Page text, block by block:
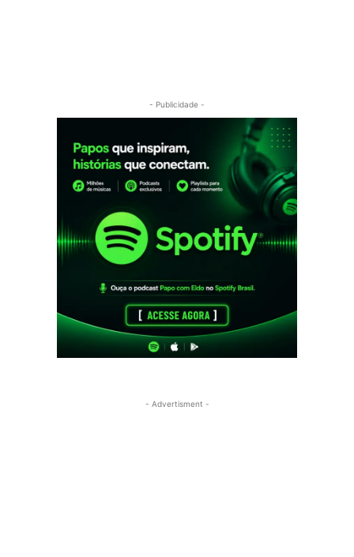
- Publicidade -
- Advertisment -